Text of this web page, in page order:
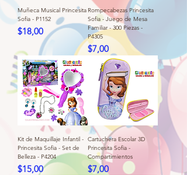
Muñeca Musical Princesita
Sofia - P1152
Precio
$18,00
Rompecabezas Princesita
Sofia - Juego de Mesa
Familiar - 300 Piezas -
P4305
Precio
$7,00
Kit de Maquillaje Infantil -
Princesita Sofia - Set de
Belleza - P4204
Precio
$15,00
Cartuchera Escolar 3D
Princesita Sofia -
Compartimientos
Precio
$7,00